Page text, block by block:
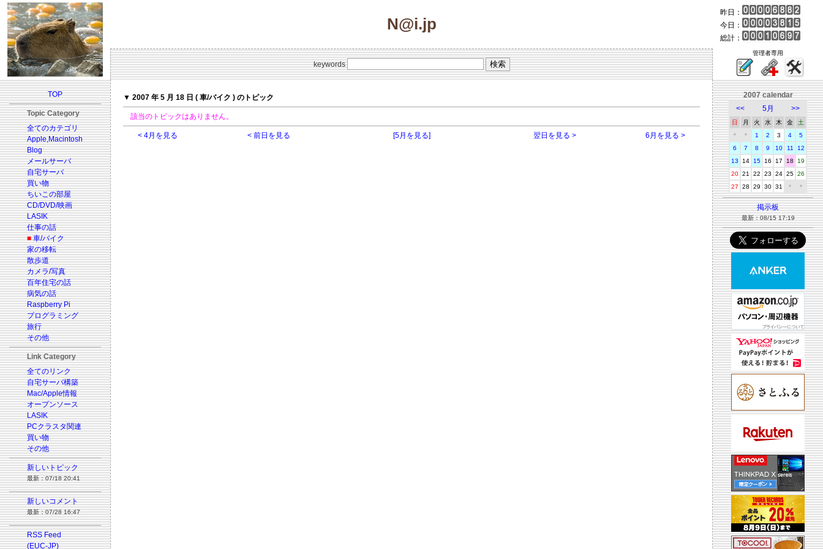
N@i.jp
昨日：
今日：
総計：
keywords
管理者専用
TOP
Topic Category
全てのカテゴリ
Apple,Macintosh
Blog
メールサーバ
自宅サーバ
買い物
ちいこの部屋
CD/DVD/映画
LASIK
仕事の話
■ 車/バイク
家の移転
散歩道
カメラ/写真
百年住宅の話
病気の話
Raspberry Pi
プログラミング
旅行
その他
Link Category
全てのリンク
自宅サーバ構築
Mac/Apple情報
オープンソース
LASIK
PCクラスタ関連
買い物
その他
新しいトピック
最新：07/18 20:41
新しいコメント
最新：07/28 16:47
RSS Feed
(EUC-JP)
▼ 2007 年 5 月 18 日 ( 車/バイク ) のトピック
該当のトピックはありません。
< 4月を見る < 前日を見る [5月を見る] 翌日を見る > 6月を見る >
2007 calendar
<<
5月 >>
日 月 火 水 木 金
土
＊
＊ 1 2 3 4
5
6
7 8 9 10 11
12
13
14 15 16 17 18
19
20 21 22 23 24 25 26
27
28 29 30 31 ＊ ＊
掲示板
最新：08/15 17:19